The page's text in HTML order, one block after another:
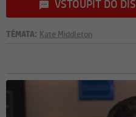
VSTOUPIT DO
TÉMATA: Kate Middleton